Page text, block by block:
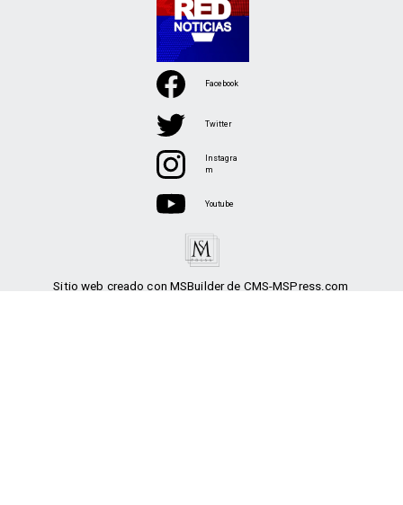
Sitio web creado con MSBuilder de CMS-MSPress.com
Facebook
Twitter
Instagra
m
Youtube